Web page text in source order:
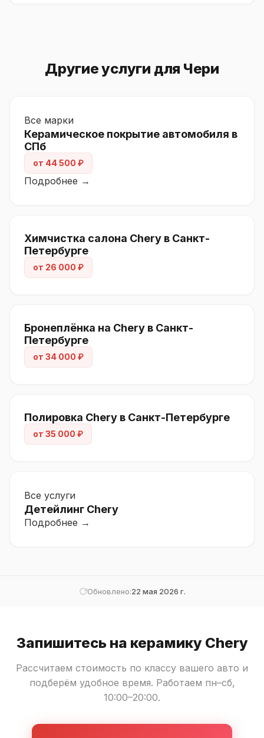
Другие услуги для Чери
Все марки
Керамическое покрытие автомобиля в
СПб
от 44 500 ₽
Подробнее →
Химчистка салона Chery в Санкт-
Петербурге
от 26 000 ₽
Бронеплёнка на Chery в Санкт-
Петербурге
от 34 000 ₽
Полировка Chery в Санкт-Петербурге
от 35 000 ₽
Все услуги
Детейлинг Chery
Подробнее →
Обновлено:22 мая 2026 г.
Запишитесь на керамику Chery
Рассчитаем стоимость по классу вашего авто и
подберём удобное время. Работаем пн–сб,
10:00–20:00.